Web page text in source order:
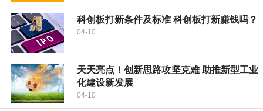
科创板打新条件及标准 科创板打新赚钱吗？
04-10
天天亮点！创新思路攻坚克难 助推新型工业
化建设新发展
04-10